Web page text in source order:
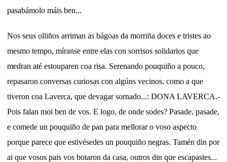
pasabámolo máis ben...
Nos seus olliños arriman as bágoas da morriña doces e tristes ao
mesmo tempo, míranse entre elas con sorrisos solidarios que
medran até estouparen coa risa. Serenando pouquiño a pouco,
repasaron conversas curiosas con algúns vecinos, como a que
tiveron coa Laverca, que devagar sornado...: DONA LAVERCA.-
Pois falan moi ben de vos. E logo, de onde sodes? Pasade, pasade,
e comede un pouquiño de pan para mellorar o voso aspecto
porque parece que estivésedes un pouquiño negras. Tamén din por
ai que vosos pais vos botaron da casa, outros din que escapastes...